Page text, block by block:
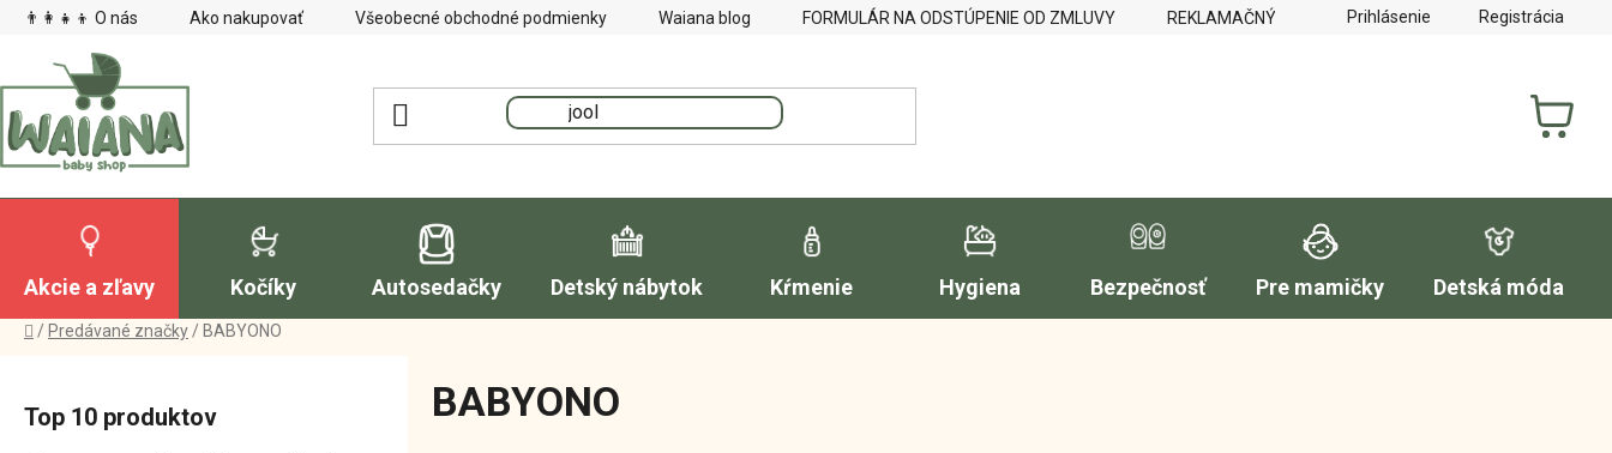
Prejsť👨‍👩‍👧‍👦 O nás Ako nakupovať Všeobecné obchodné podmienky Waiana blog FORMULÁR NA ODSTÚPENIE OD ZMLUVY REKLAMAČNÝ PORIADOK FORMULÁR NA
Prihlásenie Registrácia
KOŠÍK
Akcie a zľavy Kočíky Autosedačky Detský nábytok Kŕmenie Hygiena Bezpečnosť Pre mamičky Detská móda
Domov
/ Predávané značky / BABYONO
Top 10 produktov BABYONO